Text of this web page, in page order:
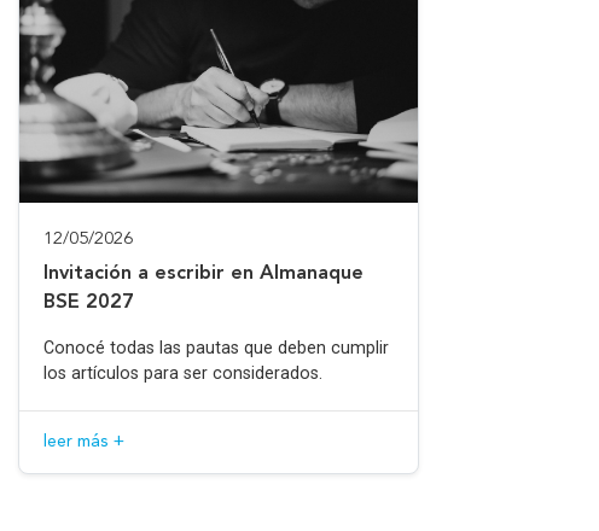
12/05/2026
Invitación a escribir en Almanaque
BSE 2027
Conocé todas las pautas que deben cumplir
los artículos para ser considerados.
leer más +